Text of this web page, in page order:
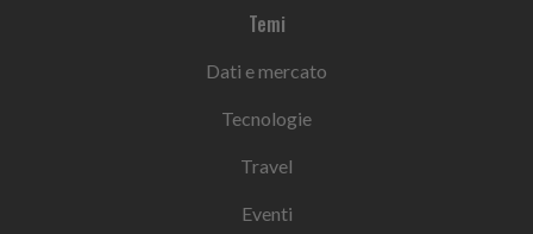
Temi
Dati e mercato
Tecnologie
Travel
Eventi